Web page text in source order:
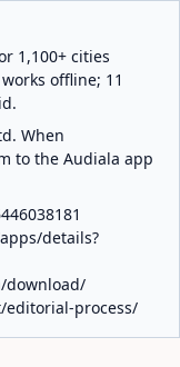
1,100+ cities
offline; 11
When
to the Audiala app
details?
download/
editorial-process/